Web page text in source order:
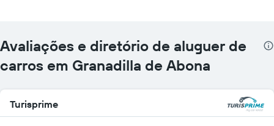
Avaliações e diretório de aluguer de
carros em Granadilla de Abona
Turisprime